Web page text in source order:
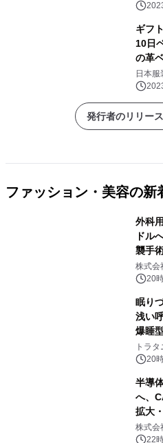
ギフ
10日
の革
日本
発行者のリリー
ファッション・美容の新
外科
ドル
襲手
牽引
株式会
20
眠り
浅い
爆睡
説
トラ
20
半導
へ、
拡大
加速
株式会
22